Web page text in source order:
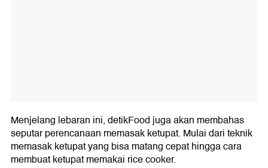
Menjelang lebaran ini, detikFood juga akan membahas
seputar perencanaan memasak ketupat. Mulai dari teknik
memasak ketupat yang bisa matang cepat hingga cara
membuat ketupat memakai rice cooker.